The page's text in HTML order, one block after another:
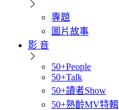
專題
圖片故事
影 音
50+People
50+Talk
50+讀者Show
50+熟齡MV特輯